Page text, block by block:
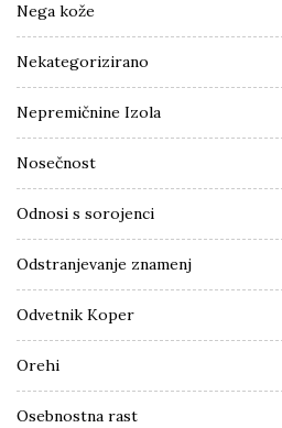
Nega kože
Nekategorizirano
Nepremičnine Izola
Nosečnost
Odnosi s sorojenci
Odstranjevanje znamenj
Odvetnik Koper
Orehi
Osebnostna rast